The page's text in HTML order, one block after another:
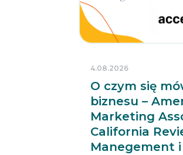
O czym się
biznesu –
Marketing
California
Manegement
4.08.2026